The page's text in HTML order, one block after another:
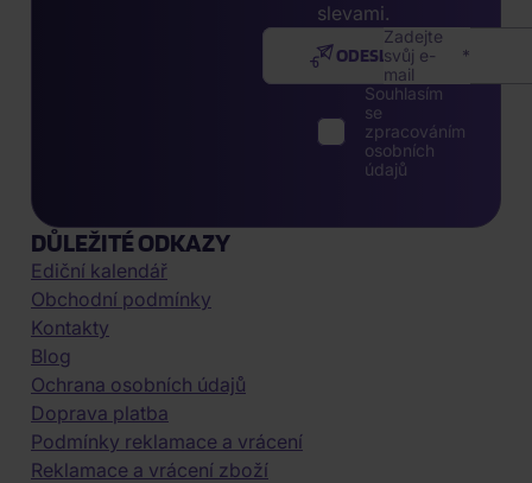
slevami.
Zadejte
svůj e-
mail
ODESLAT
Souhlasím
se
zpracováním
osobních
údajů
DŮLEŽITÉ ODKAZY
Ediční kalendář
Obchodní podmínky
Kontakty
Blog
Ochrana osobních údajů
Doprava platba
Podmínky reklamace a vrácení
Reklamace a vrácení zboží